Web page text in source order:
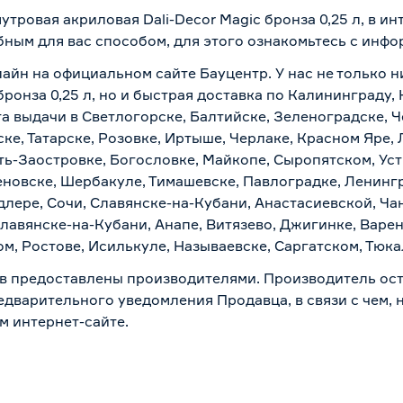
акриловая Dali-Decor Magic бронза 0,25 л, в
для вас способом, для этого ознакомьтесь с
на официальном сайте Бауцентр. У нас не только
0,25 л, но и быстрая доставка по
выдачи в Светлогорске, Балтийске, Зеленоградске,
Татарске, Розовке, Иртыше, Черлаке, Красном
Заостровке, Богословке, Майкопе, Сыропятском,
Шербакуле, Тимашевске, Павлоградке,
Сочи, Славянске-на-Кубани, Анастасиевской,
на-Кубани, Анапе, Витязево, Джигинке,
Ростове, Исилькуле, Называевске, Саргатском,
производителями. Производитель
уведомления Продавца, в связи с чем,
интернет-сайте.